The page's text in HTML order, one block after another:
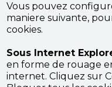
Vous pouvez
maniere suivante,
cookies.
Sous Internet
en forme de rouage
internet. Cliquez sur